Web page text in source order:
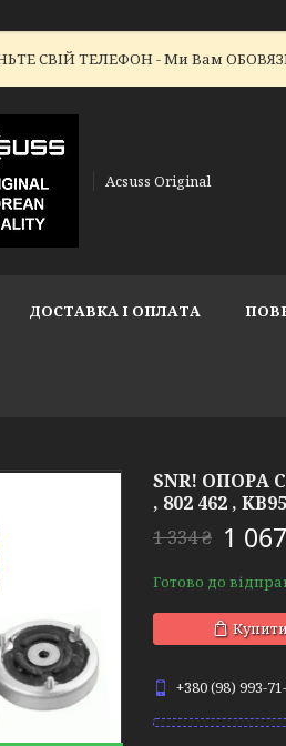
СВІЙ ТЕЛЕФОН - Ми Вам
Acsuss Original
ДОСТАВКА І ОПЛАТА
SNR! ОПОРА
, 802 462 ,
1 334 ₴ 1
Готово до
+380 (98) 993-